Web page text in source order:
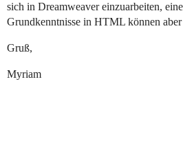
sich in Dreamweaver einzuarbeiten,
Grundkenntnisse in HTML können aber
Gruß,
Myriam